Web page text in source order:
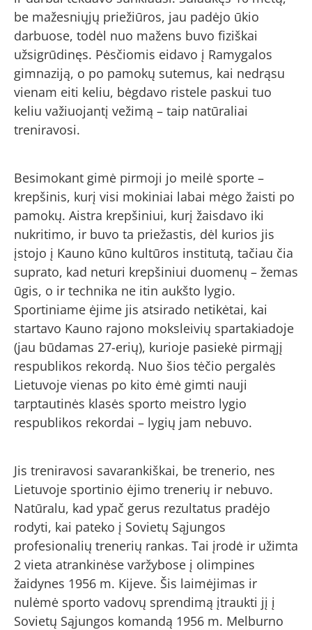
be mažesniųjų priežiūros, jau padėjo ūkio
darbuose, todėl nuo mažens buvo fiziškai
užsigrūdinęs. Pėsčiomis eidavo į Ramygalos
gimnaziją, o po pamokų sutemus, kai nedrąsu
vienam eiti keliu, bėgdavo ristele paskui tuo
keliu važiuojantį vežimą – taip natūraliai
treniravosi.
Besimokant gimė pirmoji jo meilė sporte –
krepšinis, kurį visi mokiniai labai mėgo žaisti po
pamokų. Aistra krepšiniui, kurį žaisdavo iki
nukritimo, ir buvo ta priežastis, dėl kurios jis
įstojo į Kauno kūno kultūros institutą, tačiau čia
suprato, kad neturi krepšiniui duomenų – žemas
ūgis, o ir technika ne itin aukšto lygio.
Sportiniame ėjime jis atsirado netikėtai, kai
startavo Kauno rajono moksleivių spartakiadoje
(jau būdamas 27-erių), kurioje pasiekė pirmąjį
respublikos rekordą. Nuo šios tėčio pergalės
Lietuvoje vienas po kito ėmė gimti nauji
tarptautinės klasės sporto meistro lygio
respublikos rekordai – lygių jam nebuvo.
Jis treniravosi savarankiškai, be trenerio, nes
Lietuvoje sportinio ėjimo trenerių ir nebuvo.
Natūralu, kad ypač gerus rezultatus pradėjo
rodyti, kai pateko į Sovietų Sąjungos
profesionalių trenerių rankas. Tai įrodė ir užimta
2 vieta atrankinėse varžybose į olimpines
žaidynes 1956 m. Kijeve. Šis laimėjimas ir
nulėmė sporto vadovų sprendimą įtraukti jį į
Sovietų Sąjungos komandą 1956 m. Melburno